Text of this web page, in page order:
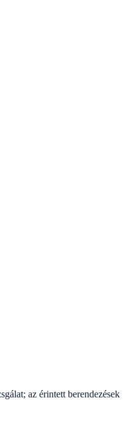
az érintett berendezések